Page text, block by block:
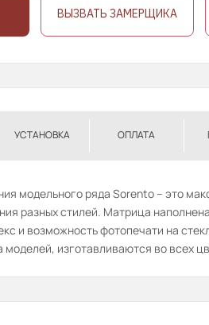
ВЫЗВАТЬ ЗАМЕРЩИКА
УСТАНОВКА ОПЛАТА
модельного ряда Sorento – это
разных стилей. Матрица
и возможность фотопечати на
изготавливаются во всех